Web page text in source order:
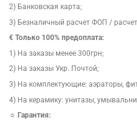
2) Банковская карта;
3) Безналичный расчет ФОП /
€ Только 100% предоплата:
1) На заказы менее 300грн;
2) На заказы Укр. Почтой;
3) На комплектующие: аэраторы,
4) На керамику: унитазы,
☼ Гарантия: